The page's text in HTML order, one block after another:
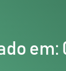
em: